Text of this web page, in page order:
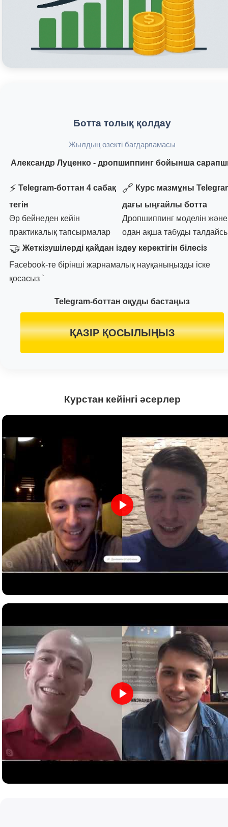
Ботта толық қолдау
Жылдың өзекті бағдарламасы
Александр Луценко - дропшиппинг бойынша
⚡ Telegram-боттан 4 сабақ
тегін
Әр бейнеден кейін
практикалық тапсырмалар
🔗 Курс мазмұны
дағы ыңғайлы ботта
Дропшиппинг моделін және
одан ақша табуды
🤝 Жеткізушілерді қайдан іздеу керектігін білесіз
Facebook-те бірінші жарнамалық науқаныңызды іске
қосасыз `
Telegram-боттан оқуды бастаңыз
ҚАЗІР ҚОСЫЛЫҢЫЗ
Курстан кейінгі әсерлер